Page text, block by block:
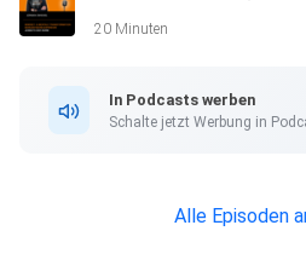
20 Minuten
In Podcasts werben
Schalte jetzt Werbung in
Alle Episoden